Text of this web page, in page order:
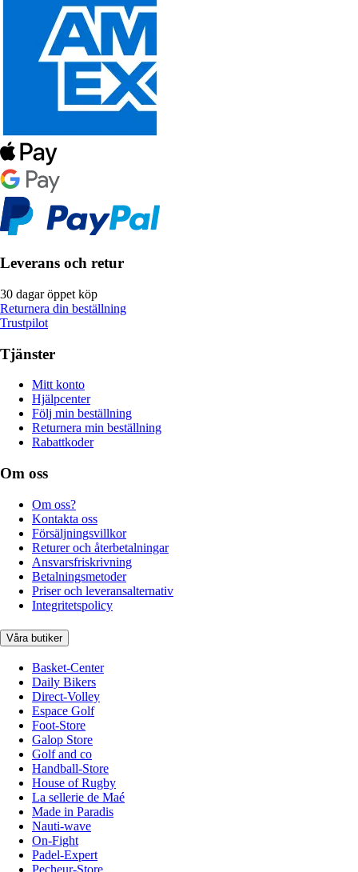
Leverans och retur
30 dagar öppet köp
Returnera din beställning
Trustpilot
Tjänster
Mitt konto
Hjälpcenter
Följ min beställning
Returnera min beställning
Rabattkoder
Om oss
Om oss?
Kontakta oss
Försäljningsvillkor
Returer och återbetalningar
Ansvarsfriskrivning
Betalningsmetoder
Priser och leveransalternativ
Integritetspolicy
Våra butiker
Basket-Center
Daily Bikers
Direct-Volley
Espace Golf
Foot-Store
Galop Store
Golf and co
Handball-Store
House of Rugby
La sellerie de Maé
Made in Paradis
Nauti-wave
On-Fight
Padel-Expert